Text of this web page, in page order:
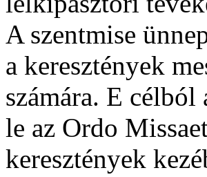
A szentmise
a keresztények
számára. E
le az Ordo
keresztények